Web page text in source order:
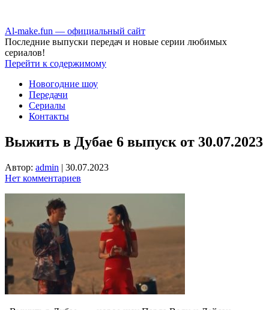
Аl-make.fun — официальный сайт
Последние выпуски передач и новые серии любимых
сериалов!
Перейти к содержимому
Новогодние шоу
Передачи
Сериалы
Контакты
Выжить в Дубае 6 выпуск от 30.07.2023
Автор: admin | 30.07.2023
Нет комментариев